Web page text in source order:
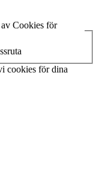
Cookies för
cookies för dina